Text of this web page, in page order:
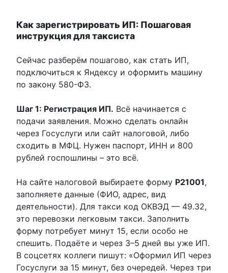
Как зарегистрировать ИП: Пошаговая
инструкция для таксиста
Сейчас разберём пошагово, как стать ИП,
подключиться к Яндексу и оформить машину
по закону 580-ФЗ.
Шаг 1: Регистрация ИП. Всё начинается с
подачи заявления. Можно сделать онлайн
через Госуслуги или сайт налоговой, либо
сходить в МФЦ. Нужен паспорт, ИНН и 800
рублей госпошлины – это всё.
На сайте налоговой выбираете форму Р21001,
заполняете данные (ФИО, адрес, вид
деятельности). Для такси код ОКВЭД — 49.32,
это перевозки легковым такси. Заполнить
форму потребует минут 15, если особо не
спешить. Подаёте и через 3–5 дней вы уже ИП.
В соцсетях коллеги пишут: «Оформил ИП через
Госуслуги за 15 минут, без очередей. Через три